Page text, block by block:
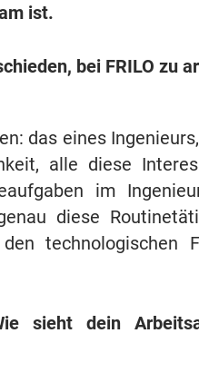
ist.
bei FRILO zu
das eines
alle diese
im
diese
technologischen
sieht dein